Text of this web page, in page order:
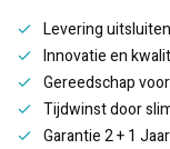
Levering
Innovatie en
Gereedschap
Tijdwinst door
Garantie 2 + 1 Jaar